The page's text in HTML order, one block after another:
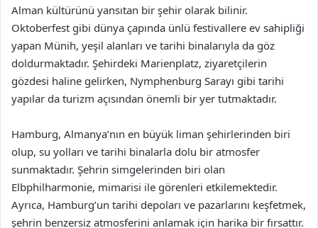
Alman kültürünü yansıtan bir şehir olarak bilinir.
Oktoberfest gibi dünya çapında ünlü festivallere ev sahipliği
yapan Münih, yeşil alanları ve tarihi binalarıyla da göz
doldurmaktadır. Şehirdeki Marienplatz, ziyaretçilerin
gözdesi haline gelirken, Nymphenburg Sarayı gibi tarihi
yapılar da turizm açısından önemli bir yer tutmaktadır.
Hamburg, Almanya’nın en büyük liman şehirlerinden biri
olup, su yolları ve tarihi binalarla dolu bir atmosfer
sunmaktadır. Şehrin simgelerinden biri olan
Elbphilharmonie, mimarisi ile görenleri etkilemektedir.
Ayrıca, Hamburg’un tarihi depoları ve pazarlarını keşfetmek,
şehrin benzersiz atmosferini anlamak için harika bir fırsattır.